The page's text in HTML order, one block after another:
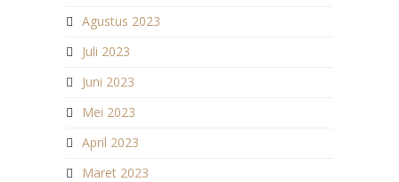
Agustus 2023
Juli 2023
Juni 2023
Mei 2023
April 2023
Maret 2023